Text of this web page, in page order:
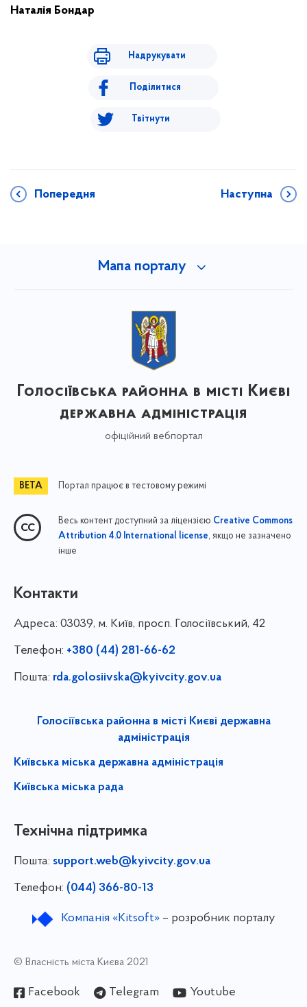
Наталія Бондар
Надрукувати
Поділитися
Твітнути
Попередня Наступна
Мапа порталу
Голосіївська районна в місті Києві
державна адміністрація
офіційний вебпортал
Портал працює в тестовому режимі
Весь контент доступний за ліцензією Creative Commons
Attribution 4.0 International license, якщо не зазначено
інше
Контакти
Адреса: 03039, м. Київ, просп. Голосіївський, 42
Телефон: +380 (44) 281-66-62
Пошта: rda.golosiivska@kyivcity.gov.ua
Голосіївська районна в місті Києві державна
адміністрація
Київська міська державна адміністрація
Київська міська рада
Технічна підтримка
Пошта: support.web@kyivcity.gov.ua
Телефон: (044) 366-80-13
Компанія «Kitsoft»– розробник порталу
© Власність міста Києва 2021
Facebook Telegram Youtube